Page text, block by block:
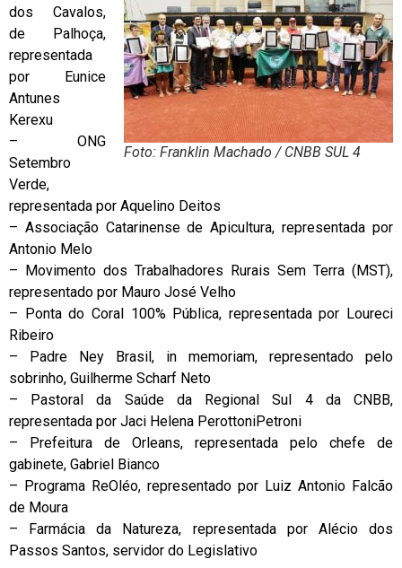
Foto: Franklin Machado / CNBB SUL 4
dos Cavalos,
de Palhoça,
representada
por Eunice
Antunes
Kerexu
– ONG
Setembro
Verde,
representada por Aquelino Deitos
– Associação Catarinense de Apicultura, representada por
Antonio Melo
– Movimento dos Trabalhadores Rurais Sem Terra (MST),
representado por Mauro José Velho
– Ponta do Coral 100% Pública, representada por Loureci
Ribeiro
– Padre Ney Brasil, in memoriam, representado pelo
sobrinho, Guilherme Scharf Neto
– Pastoral da Saúde da Regional Sul 4 da CNBB,
representada por Jaci Helena PerottoniPetroni
– Prefeitura de Orleans, representada pelo chefe de
gabinete, Gabriel Bianco
– Programa ReOléo, representado por Luiz Antonio Falcão
de Moura
– Farmácia da Natureza, representada por Alécio dos
Passos Santos, servidor do Legislativo